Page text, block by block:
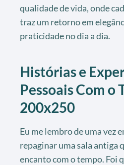
qualidade de vida, onde
traz um retorno em
praticidade no dia a dia.
Histórias e
Pessoais Com o
200x250
Eu me lembro de uma vez
repaginar uma sala antiga
encanto com o tempo. Foi